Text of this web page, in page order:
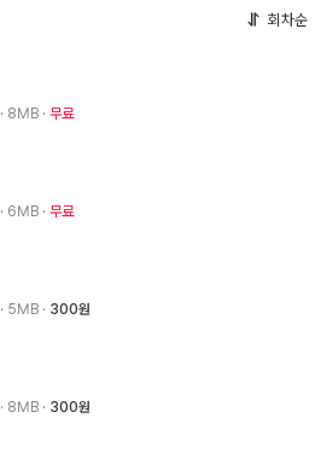
회차순
· 8MB 무료
· 6MB 무료
· 5MB 300원
· 8MB 300원